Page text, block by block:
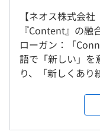
【一般法人向けソリ
・全日本空輸様／
MOBILE」
・東京海上日動火
ジェント」
・日経様・日経BP
・花王様／内脂肪ラ
就業場所の変更範囲
＜雇入時＞
雇入時：札幌オフ
＜変更範囲＞
変更範囲：会社の
所定労働時間は
※19時以降は3時間
休憩時間：12時半
間は各自に任せてい
研修の有無及び内容
新入社員研修：入
他グループ企業の
師を利用しながら
ります。
エンジニアの場合
基礎固めの技術研
【ネオス株式会
『Content』の融
ローガン：「
語で「新しい」を
り、「新しくあ
ンドを吸収しな
適合したテクノ
た”新たな価値”を